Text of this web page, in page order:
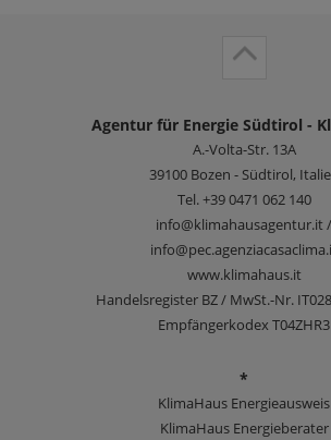
Agentur für Energie Südtirol -
A.-Volta-Str. 13A
39100 Bozen - Südtirol,
Tel.+39 0471 062 140
info@klimahausagentur.it /
www.klimahaus.it
Handelsregister BZ / MwSt.-Nr.
Empfängerkodex T04ZHR3
*
KlimaHaus Energieausweis
KlimaHaus Energieberater